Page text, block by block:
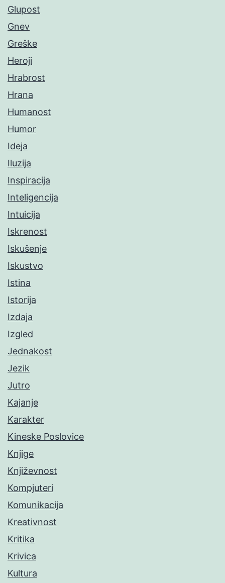
Glupost
Gnev
Greške
Heroji
Hrabrost
Hrana
Humanost
Humor
Ideja
Iluzija
Inspiracija
Inteligencija
Intuicija
Iskrenost
Iskušenje
Iskustvo
Istina
Istorija
Izdaja
Izgled
Jednakost
Jezik
Jutro
Kajanje
Karakter
Kineske Poslovice
Knjige
Književnost
Kompjuteri
Komunikacija
Kreativnost
Kritika
Krivica
Kultura